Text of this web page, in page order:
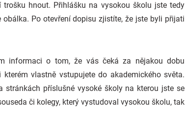
hnout. Přihlášku na vysokou školu jste tedy
Po otevření dopisu zjistíte, že jste byli přijati
informaci o tom, že vás čeká za nějakou dobu
vlastně vstupujete do akademického světa.
příslušné vysoké školy na kterou jste se
či kolegy, který vystudoval vysokou školu, tak